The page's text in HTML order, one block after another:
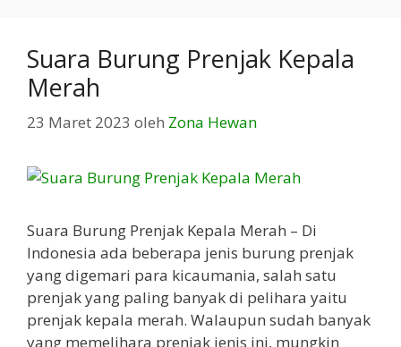
Suara Burung Prenjak Kepala
Merah
23 Maret 2023 oleh Zona Hewan
Suara Burung Prenjak Kepala Merah – Di
Indonesia ada beberapa jenis burung prenjak
yang digemari para kicaumania, salah satu
prenjak yang paling banyak di pelihara yaitu
prenjak kepala merah. Walaupun sudah banyak
yang memelihara prenjak jenis ini, mungkin